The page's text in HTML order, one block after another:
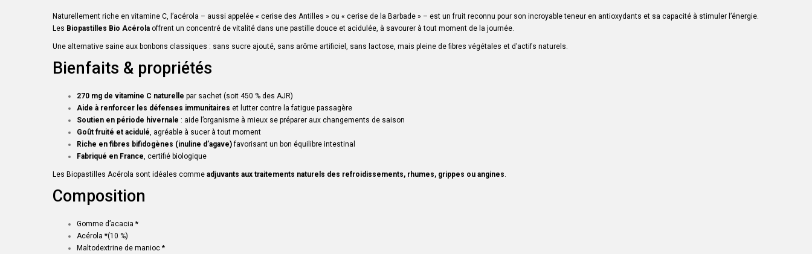
Naturellement riche en vitamine C, l’acérola – aussi appelée « cerise des Antilles » ou « cerise de la Barbade » – est un fruit reconnu pour son incroyable teneur en antioxydants et sa capacité à stimuler l’énergie.
Les Biopastilles Bio Acérola offrent un concentré de vitalité dans une pastille douce et acidulée, à savourer à tout moment de la journée.
Une alternative saine aux bonbons classiques : sans sucre ajouté, sans arôme artificiel, sans lactose, mais pleine de fibres végétales et d’actifs naturels.
Bienfaits & propriétés
270 mg de vitamine C naturelle par sachet (soit 450 % des AJR)
Aide à renforcer les défenses immunitaires et lutter contre la fatigue passagère
Soutien en période hivernale : aide l’organisme à mieux se préparer aux changements de saison
Goût fruité et acidulé, agréable à sucer à tout moment
Riche en fibres bifidogènes (inuline d’agave)favorisant un bon équilibre intestinal
Fabriqué en France, certifié biologique
Les Biopastilles Acérola sont idéales comme adjuvants aux traitements naturels des refroidissements, rhumes, grippes ou angines.
Composition
Gomme d’acacia *
Acérola *(10 %)
Maltodextrine de manioc *